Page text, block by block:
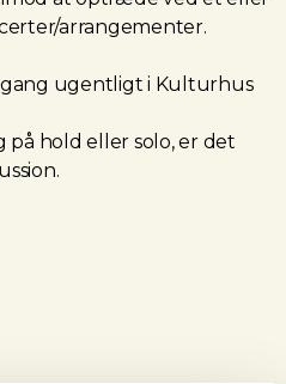
arrangementer.
gang ugentligt i Kulturhus
hold eller solo, er det